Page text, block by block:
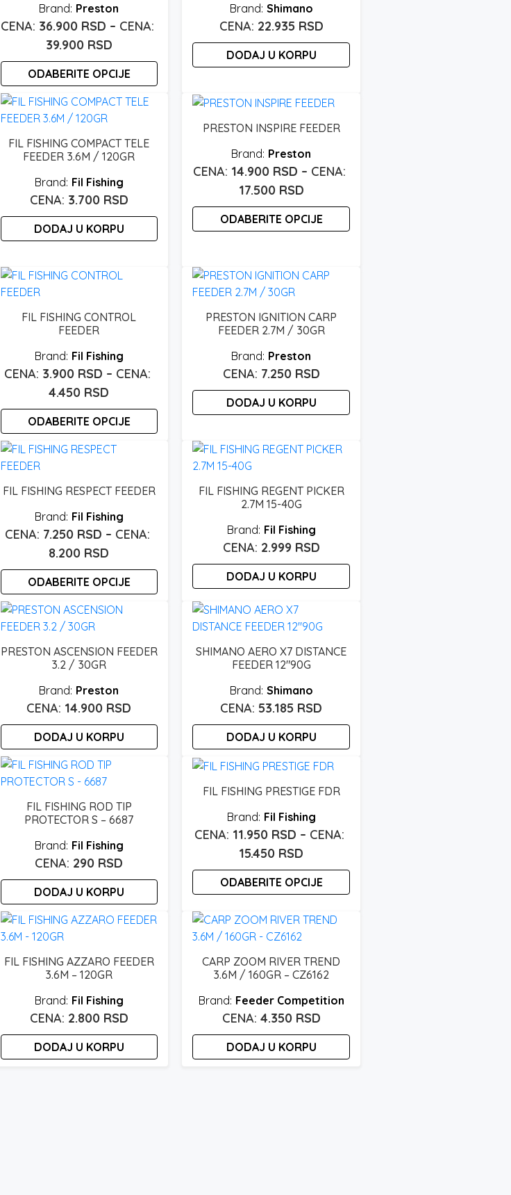
Preston
36.900 RSD –
39.900 RSDRaspon
cena:
od
36.900 rsd
39.900 rsd
ODABERITE OPCIJE
Ovaj
proizvod
više
biti
izabrane
stranici
proizvoda.
Shimano
22.935 RSD
DODAJ U KORPU
FIL FISHING COMPACT TELE
FEEDER 3.6M / 120GR
Fil Fishing
3.700 RSD
DODAJ U KORPU
PRESTON INSPIRE FEEDER
Preston
14.900 RSD –
17.500 RSDRaspon
cena:
od
17.500 rsd
ODABERITE OPCIJE
ima
više
varijanti.
Opcije
izabrane
na
stranici
FIL FISHING CONTROL
FEEDER
Fil Fishing
3.900 RSD –
4.450 RSD
cena:
od
3.900 rsd
4.450 rsd
ODABERITE OPCIJE
Ovaj
proizvod
više
varijanti.
Opcije
izabrane
na
stranici
proizvoda.
PRESTON IGNITION CARP
FEEDER 2.7M / 30GR
Preston
7.250 RSD
DODAJ U KORPU
FIL FISHING RESPECT FEEDER
Fil Fishing
7.250 RSD –
8.200 RSD
cena:
od
7.250 rsd
8.200 rsd
ODABERITE OPCIJE
Ovaj
proizvod
više
mogu
biti
izabrane
na
stranici
FIL FISHING REGENT PICKER
2.7M 15-40G
Fil Fishing
2.999 RSD
DODAJ U KORPU
PRESTON ASCENSION FEEDER
3.2 / 30GR
Preston
14.900 RSD
DODAJ U KORPU
SHIMANO AERO X7 DISTANCE
FEEDER 12″90G
Shimano
53.185 RSD
DODAJ U KORPU
FIL FISHING ROD TIP
PROTECTOR S – 6687
Fil Fishing
290 RSD
DODAJ U KORPU
FIL FISHING PRESTIGE FDR
Fil Fishing
11.950 RSD –
15.450 RSD
cena:
od
do
ODABERITE OPCIJE
Ovaj
proizvod
ima
više
varijanti.
mogu
izabrane
na
FIL FISHING AZZARO FEEDER
3.6M – 120GR
Fil Fishing
2.800 RSD
DODAJ U KORPU
CARP ZOOM RIVER TREND
3.6M / 160GR – CZ6162
Feeder Competition
4.350 RSD
DODAJ U KORPU